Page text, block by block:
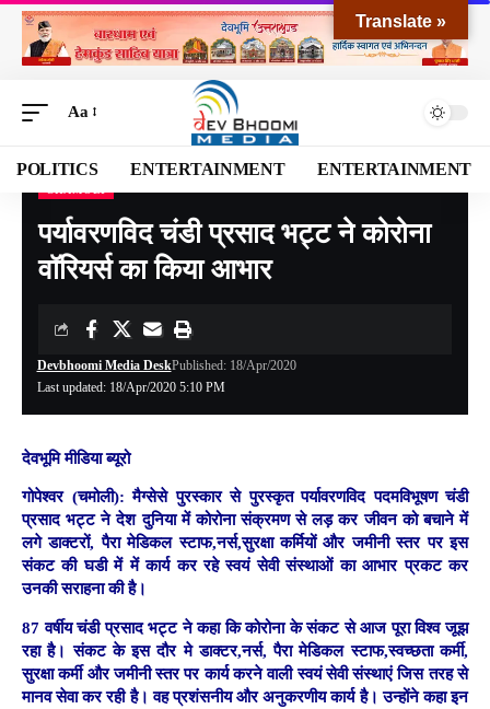
Aa
POLITICS ENTERTAINMENT ENTERTAINMENT
Devbhoomi Media>Blog>NATIONAL>UTTARAKHAND >CHAMOLI>
पर्यावरणविद चंडी प्रसाद भट्ट ने कोरोना
वॉरियर्स का किया आभार
Last updated: 18/Apr/2020 5:10 PM
Devbhoomi Media DeskPublished: 18/Apr/2020
देवभूमि मीडिया ब्यूरो
गोपेश्वर (चमोली): मैग्सेसे पुरस्कार से पुरस्कृत पर्यावरणविद पदमविभूषण चंडी
प्रसाद भट्ट ने देश दुनिया में कोरोना संक्रमण से लड़ कर जीवन को बचाने में
लगे डाक्टरों, पैरा मेडिकल स्टाफ,नर्स,सुरक्षा कर्मियों और जमीनी स्तर पर इस
संकट की घडी में में कार्य कर रहे स्वयं सेवी संस्थाओं का आभार प्रकट कर
उनकी सराहना की है।
87 वर्षीय चंडी प्रसाद भट्ट ने कहा कि कोरोना के संकट से आज पूरा विश्व जूझ
रहा है। संकट के इस दौर मे डाक्टर,नर्स, पैरा मेडिकल स्टाफ,स्वच्छता कर्मी,
सुरक्षा कर्मी और जमीनी स्तर पर कार्य करने वाली स्वयं सेवी संस्थाएं जिस तरह से
मानव सेवा कर रही है। वह प्रशंसनीय और अनुकरणीय कार्य है। उन्होंने कहा इन
Translate »